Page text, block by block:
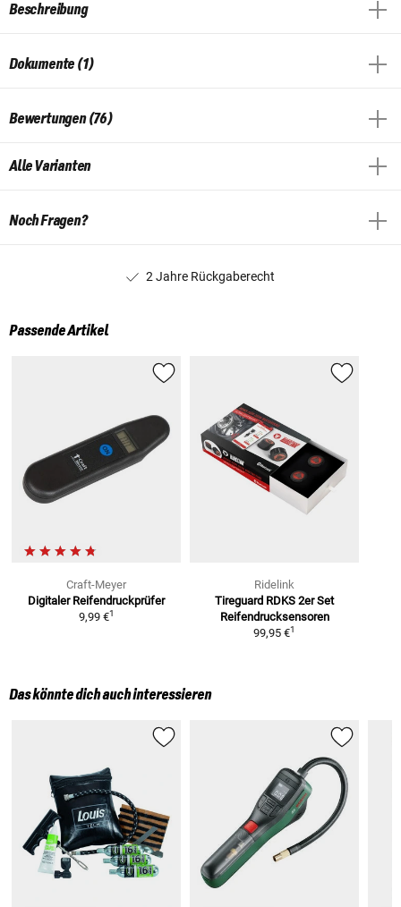
Beschreibung
Dokumente (1)
Bewertungen (76)
Alle Varianten
Noch Fragen?
2 Jahre Rückgaberecht
Passende Artikel
Craft-Meyer
Digitaler Reifendruckprüfer
9,99 €1
Ridelink
Tireguard RDKS 2er Set
Reifendrucksensoren
99,95 €1
Das könnte dich auch interessieren